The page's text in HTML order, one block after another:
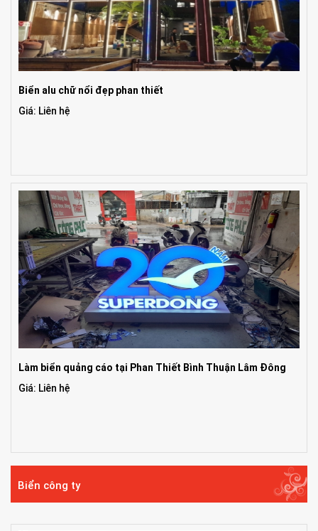
Biển alu chữ nổi đẹp phan thiết
Giá: Liên hệ
Làm biển quảng cáo tại Phan Thiết Bình Thuận Lâm Đông
Giá: Liên hệ
Biển công ty